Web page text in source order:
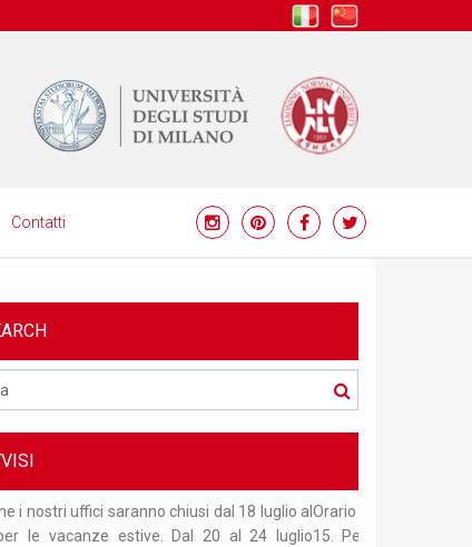
Contatti
Cerca
chiusi dal 18 luglio al
Dal 20 al 24 luglio
Orario di apertura uffici: dal lunedì al
15. Per recarsi presso gli uffici è